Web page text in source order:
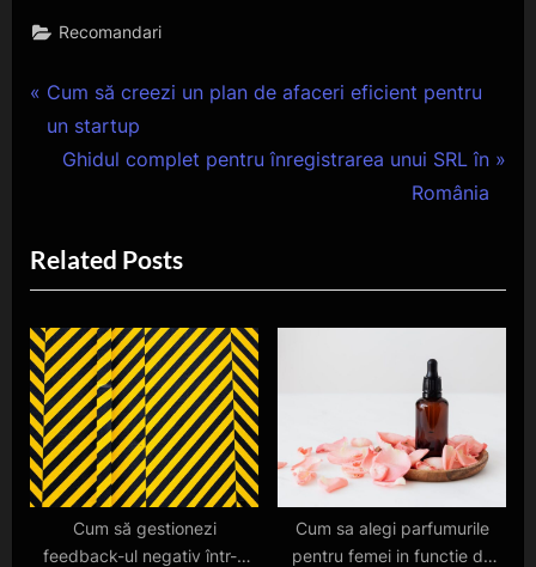
Recomandari
Navigare
P
r
o
u
s
P
o
s
t
:
Cum să creezi un plan de afaceri eficient pentru
un startup
N
t
P
o
s
t
:
Ghidul complet pentru înregistrarea unui SRL în
România
Related Posts
Cum să gestionezi
feedback-ul negativ într-o
Cum sa alegi parfumurile
pentru femei in functie de